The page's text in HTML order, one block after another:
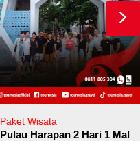
Paket Wisata
Pulau Harapan 2 Hari 1